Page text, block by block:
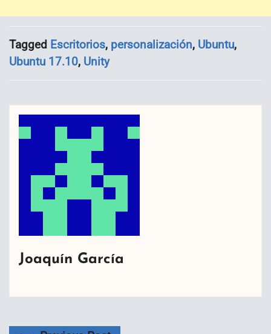
Tagged Escritorios, personalización, Ubuntu,
Ubuntu 17.10, Unity
Joaquín García